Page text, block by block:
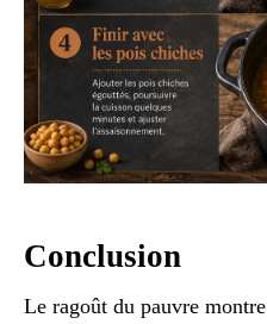
Conclusion
Le ragoût du pauvre